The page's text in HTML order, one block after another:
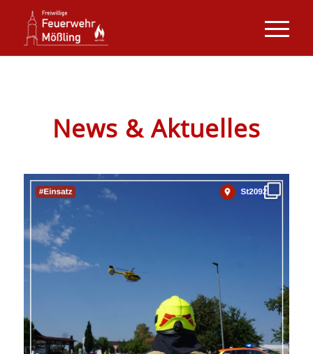
News & Aktuelles